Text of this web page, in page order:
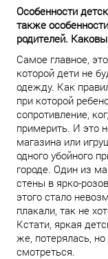
Особенности
также
родителей.
Самое главное,
которой дети не
одежду. Как
при которой
сопротивление,
примерить. И это
магазина или
одного убойного
городе. Один из
стены в ярко-
этого стало
плакали, так не
Кстати, яркая
же, потерялась,
смотреться.